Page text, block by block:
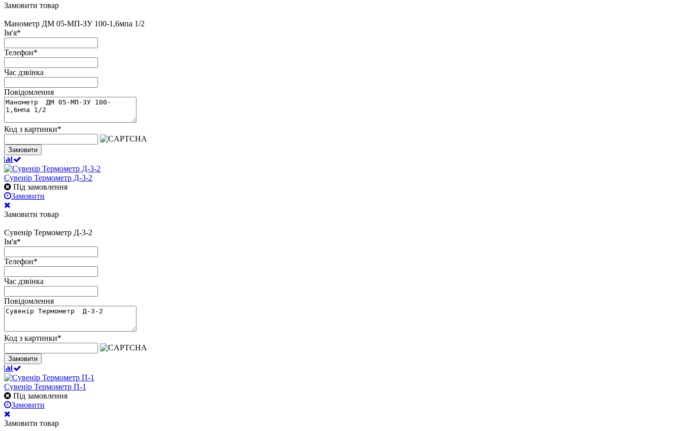
Замовити товар
Манометр ДМ 05-МП-ЗУ 100-1,6мпа 1/2
Ім'я*
Телефон*
Час дзвінка
Повідомлення
Код з картинки*
Замовити
Сувенір Термометр Д-3-2
Під замовлення
Замовити
Замовити товар
Сувенір Термометр Д-3-2
Ім'я*
Телефон*
Час дзвінка
Повідомлення
Код з картинки*
Замовити
Сувенір Термометр П-1
Під замовлення
Замовити
Замовити товар